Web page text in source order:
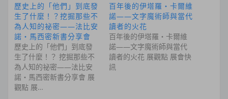
歷史上的「他們」到底發
生了什麼！？挖掘那些不
為人知的祕密——法比安
諾・馬西密新書分享會
歷史上的「他們」到底發
生了什麼！？ 挖掘那些不
為人知的祕密——法比安
諾・馬西密新書分享會 展
觀點 展…
百年後的伊塔羅・卡爾維
諾——文字魔術師與當代
讀者的火花
百年後的伊塔羅・卡爾維
諾——文字魔術師與當代
讀者的火花 展觀點 展會快
訊